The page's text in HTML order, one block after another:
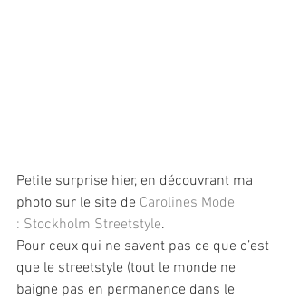
Petite surprise hier, en découvrant ma
photo sur le site de Carolines Mode
: Stockholm Streetstyle.
Pour ceux qui ne savent pas ce que c’est
que le streetstyle (tout le monde ne
baigne pas en permanence dans le